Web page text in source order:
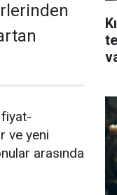
ve yeni
arasında